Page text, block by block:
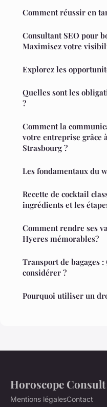
Comment réussir en
Consultant SEO pour
Maximisez votre
Explorez les
Quelles sont les
?
Comment la
votre entreprise grâce
Strasbourg ?
Les fondamentaux du
Recette de cocktail
ingrédients et les
Comment rendre ses
Hyeres mémorables?
Transport de bagages
considérer ?
Pourquoi utiliser un
Horoscope Consult
Mentions légalesContact